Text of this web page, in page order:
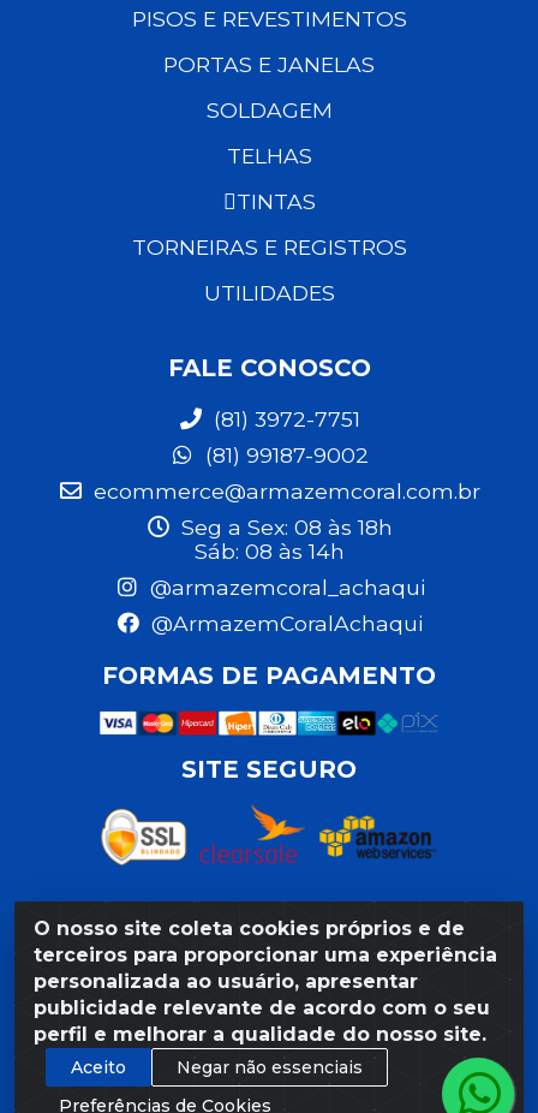
O nosso site coleta cookies próprios e de
terceiros para proporcionar uma experiência
personalizada ao usuário, apresentar
publicidade relevante de acordo com o seu
perfil e melhorar a qualidade do nosso site.
Aceito
Negar não essenciais
Preferências de Cookies
PISOS E REVESTIMENTOS
PORTAS E JANELAS
SOLDAGEM
TELHAS
TINTAS
TORNEIRAS E REGISTROS
UTILIDADES
FALE CONOSCO
(81) 3972-7751
(81) 99187-9002
ecommerce@armazemcoral.com.br
Seg a Sex: 08 às 18h
Sáb: 08 às 14h
@armazemcoral_achaqui
@ArmazemCoralAchaqui
FORMAS DE PAGAMENTO
SITE SEGURO
Razão Social: Armazém Coral LTDA - Rua da Praia,
103 - São José - Recife/PE - CEP 50020-550 -
CNPJ 11.623.188/0027-80